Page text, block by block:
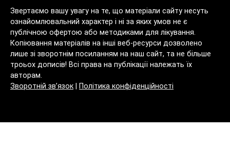
Звертаємо вашу увагу на те, що матеріали сайту несуть
ознайомлювальний характер і ні за яких умов не є
публічною офертою або методиками для лікування.
Копіювання матеріалів на інші веб-ресурси дозволено
лише зі зворотнім посиланням на наш сайт, та не більше
троьох дописів! Всі права на публікації належать їх
авторам.
Зворотній зв’язок
Політика конфіденційності